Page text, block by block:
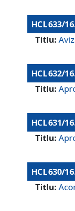
HCL 633/
Titlu:
HCL 632/
Titlu:
HCL 631/
Titlu:
HCL 630/
Titlu: